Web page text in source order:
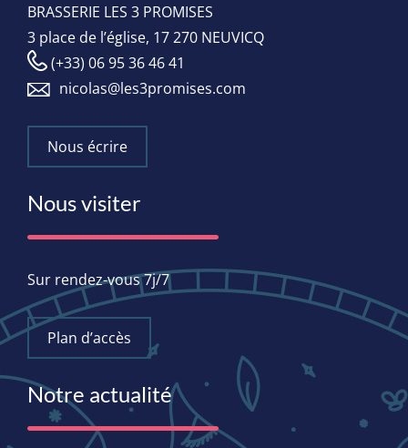
BRASSERIE LES 3 PROMISES
3 place de l’église, 17 270 NEUVICQ
(+33) 06 95 36 46 41
nicolas@les3promises.com
Nous écrire
Nous visiter
Sur rendez-vous 7j/7
Plan d’accès
Notre actualité